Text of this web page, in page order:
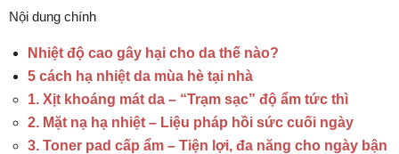
Nội dung chính
Nhiệt độ cao gây hại cho da thế nào?
5 cách hạ nhiệt da mùa hè tại nhà
1. Xịt khoáng mát da – “Trạm sạc” độ ẩm tức thì
2. Mặt nạ hạ nhiệt – Liệu pháp hồi sức cuối ngày
3. Toner pad cấp ẩm – Tiện lợi, đa năng cho ngày bận